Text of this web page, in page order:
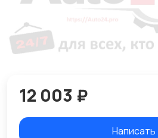
12 003 ₽
Написать